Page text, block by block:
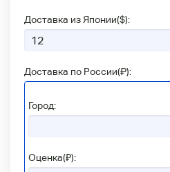
Доставка из Японии($):
Доставка по России(₽):
Город:
Оценка(₽):